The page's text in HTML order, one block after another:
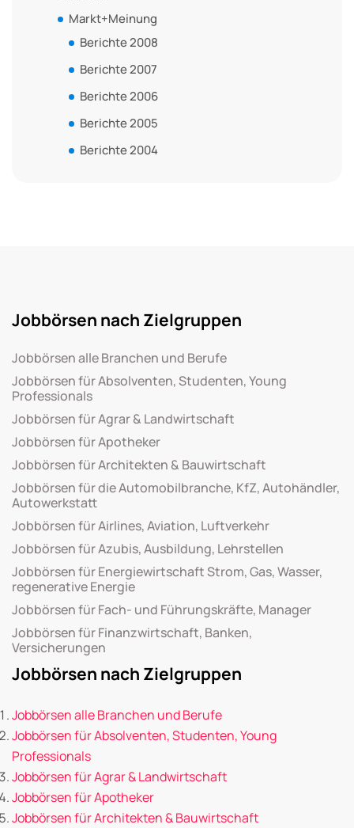
Markt+Meinung
Berichte 2008
Berichte 2007
Berichte 2006
Berichte 2005
Berichte 2004
Jobbörsen nach Zielgruppen
Jobbörsen alle Branchen und Berufe
Jobbörsen für Absolventen, Studenten, Young
Professionals
Jobbörsen für Agrar & Landwirtschaft
Jobbörsen für Apotheker
Jobbörsen für Architekten & Bauwirtschaft
Jobbörsen für die Automobilbranche, KfZ, Autohändler,
Autowerkstatt
Jobbörsen für Airlines, Aviation, Luftverkehr
Jobbörsen für Azubis, Ausbildung, Lehrstellen
Jobbörsen für Energiewirtschaft Strom, Gas, Wasser,
regenerative Energie
Jobbörsen für Fach- und Führungskräfte, Manager
Jobbörsen für Finanzwirtschaft, Banken,
Versicherungen
Jobbörsen nach Zielgruppen
Jobbörsen alle Branchen und Berufe
Jobbörsen für Absolventen, Studenten, Young
Professionals
Jobbörsen für Agrar & Landwirtschaft
Jobbörsen für Apotheker
Jobbörsen für Architekten & Bauwirtschaft